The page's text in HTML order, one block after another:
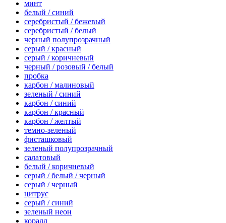
минт
белый / синий
серебристый / бежевый
серебристый / белый
черный полупрозрачный
серый / красный
серый / коричневый
черный / розовый / белый
пробка
карбон / малиновый
зеленый / синий
карбон / синий
карбон / красный
карбон / желтый
темно-зеленый
фисташковый
зеленый полупрозрачный
салатовый
белый / коричневый
серый / белый / черный
серый / черный
цитрус
серый / синий
зеленый неон
коралл